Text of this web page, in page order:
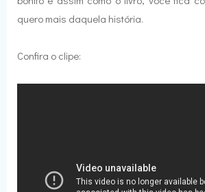
quero mais daquela história.
Confira o clipe: